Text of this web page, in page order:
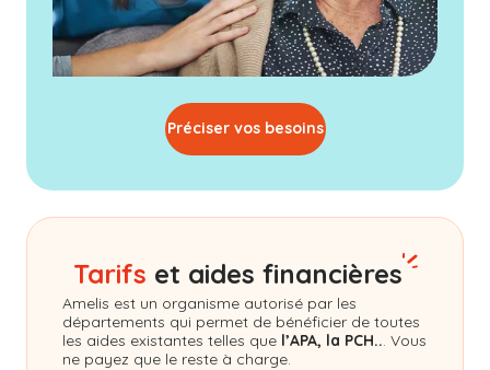
Préciser vos besoins
Tarifs et aides financières
Amelis est un organisme autorisé par les
départements qui permet de bénéficier de toutes
les aides existantes telles que l’APA, la PCH... Vous
ne payez que le reste à charge.